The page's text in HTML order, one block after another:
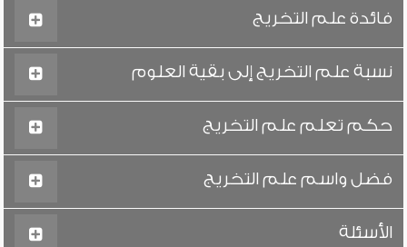
فائدة علم التخريج
نسبة علم التخريج إلى بقية العلوم
حكم تعلم علم التخريج
فضل واسم علم التخريج
الأسئلة